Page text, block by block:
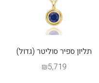
תליון ספיר סוליטר (גדול)
₪5,719